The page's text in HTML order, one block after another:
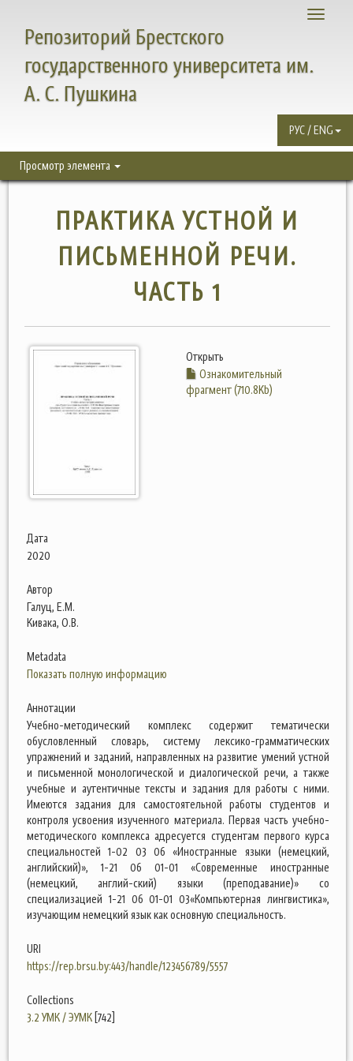
Toggle
Репозиторий Брестского
государственного университета им.
А. С. Пушкина
РУС / ENG
Просмотр элемента
ПРАКТИКА УСТНОЙ И
ПИСЬМЕННОЙ РЕЧИ.
ЧАСТЬ 1
Открыть
Ознакомительный
фрагмент (710.8Kb)
Дата
2020
Автор
Галуц, Е.М.
Кивака, О.В.
Metadata
Показать полную информацию
Аннотации
Учебно-методический комплекс содержит тематически
обусловленный словарь, систему лексико-грамматических
упражнений и заданий, направленных на развитие умений устной
и письменной монологической и диалогической речи, а также
учебные и аутентичные тексты и задания для работы с ними.
Имеются задания для самостоятельной работы студентов и
контроля усвоения изученного материала. Первая часть учебно-
методического комплекса адресуется студентам первого курса
специальностей 1-02 03 06 «Иностранные языки (немецкий,
английский)», 1-21 06 01-01 «Современные иностранные
(немецкий, англий-ский) языки (преподавание)» со
специализацией 1-21 06 01-01 03«Компьютерная лингвистика»,
изучающим немецкий язык как основную специальность.
URI
https://rep.brsu.by:443/handle/123456789/5557
Collections
3.2 УМК / ЭУМК [742]